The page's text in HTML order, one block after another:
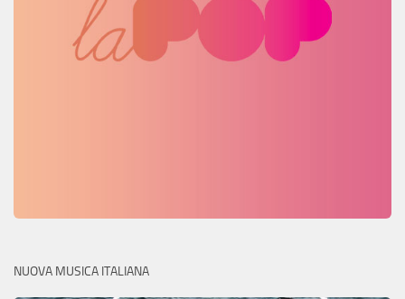
NUOVA MUSICA ITALIANA